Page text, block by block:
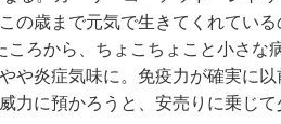
の歳まで元気で生きてくれてい
ころから、ちょこちょこと小さな
や炎症気味に。免疫力が確実に以
力に預かろうと、安売りに乗じ